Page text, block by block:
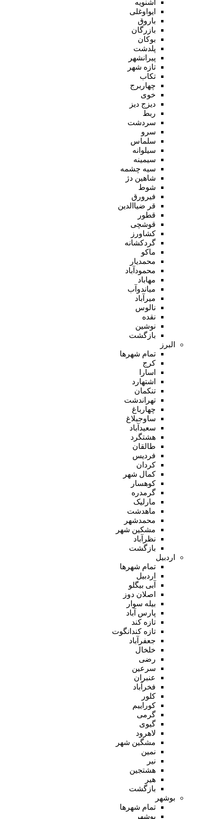
اشنویه
ایواوغلی
باروق
بازرگان
بوکان
پلدشت
پیرانشهر
تازه شهر
تکاب
چهاربرج
خوی
دیزج دیز
ربط
سردشت
سرو
سلماس
سیلوانه
سیمینه
سیه چشمه
شاهین دژ
شوط
فیرورق
قر ضیاالدین
قطور
قوشچی
کشاورز
گردکشانه
ماکو
محمدیار
محمودآباد
مهاباد
میاندوآب
میرآباد
نالوس
نقده
نوشین
بازگشت
البرز
تمام شهر‌ها
کرج
اسارا
اشتهارد
تنکمان
تهراندشت
چهارباغ
ساوجبلاغ
سعیدآباد
هشتگرد
طالقان
فردیس
کردان
کمال شهر
کوهسار
گرمدره
مارلیک
ماهدشت
محمدشهر
مشکین شهر
نظرآباد
بازگشت
اردبیل
تمام شهر‌ها
اردبیل
آبی بیگلو
اصلان دوز
بیله سوار
پارس آباد
تازه کند
تازه کندانگوت
جعفرآباد
خلخال
رضی
سرعین
عنبران
فخرآباد
کلور
کوراییم
گرمی
گیوی
لاهرود
مشگین شهر
نمین
نیر
هشتجین
هیر
بازگشت
بوشهر
تمام شهر‌ها
بوشهر